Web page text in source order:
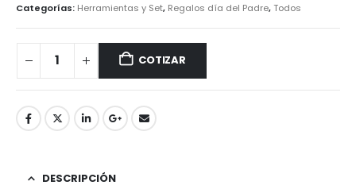
Categorías: Herramientas y Set, Regalos día del Padre,Todos
COTIZAR
DESCRIPCIÓN